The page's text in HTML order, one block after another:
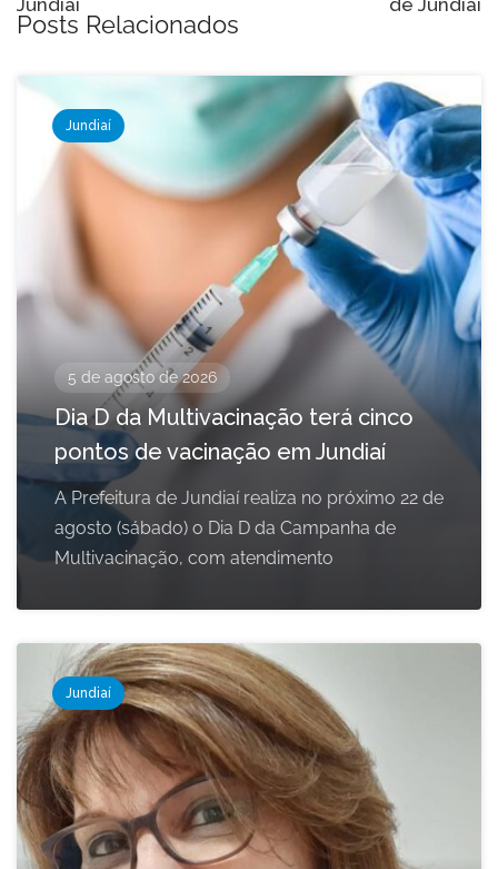
Jundiaí de Jundiaí
Posts Relacionados
Jundiaí
5 de agosto de 2026
Dia D da Multivacinação terá cinco
pontos de vacinação em Jundiaí
A Prefeitura de Jundiaí realiza no próximo 22 de
agosto (sábado) o Dia D da Campanha de
Multivacinação, com atendimento
Jundiaí